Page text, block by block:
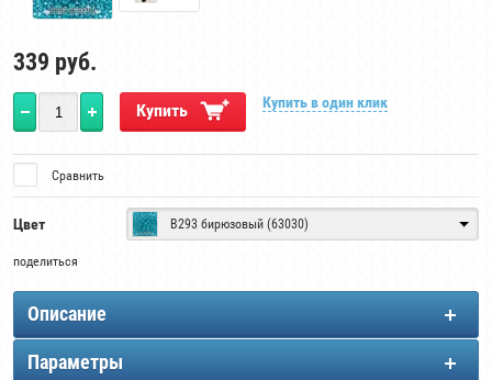
339 руб.
Купить Купить в один клик
Сравнить
Цвет B293 бирюзовый (63030)
поделиться
Описание
Параметры